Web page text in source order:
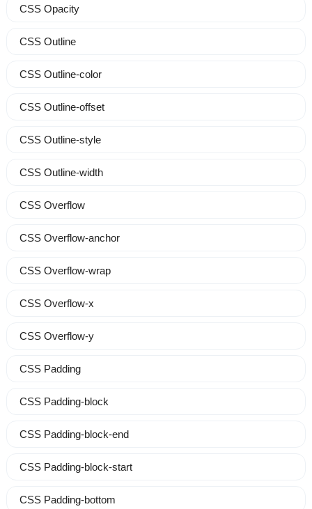
CSS Opacity
CSS Outline
CSS Outline-color
CSS Outline-offset
CSS Outline-style
CSS Outline-width
CSS Overflow
CSS Overflow-anchor
CSS Overflow-wrap
CSS Overflow-x
CSS Overflow-y
CSS Padding
CSS Padding-block
CSS Padding-block-end
CSS Padding-block-start
CSS Padding-bottom